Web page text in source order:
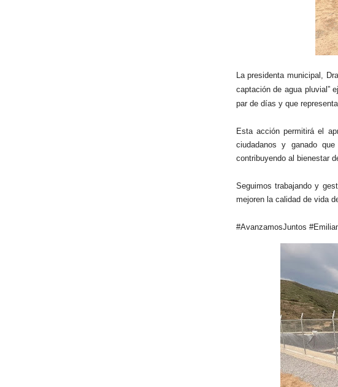
La presidenta municipal,
captación de agua pluvial”
par de días y que
Esta acción permitirá el
ciudadanos y ganado
contribuyendo al bienestar
Seguimos trabajando y
mejoren la calidad de vida
#AvanzamosJuntos